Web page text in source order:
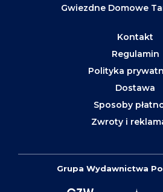
Gwiezdne Domowe
Kontakt
Regulamin
Polityka
Dostawa
Sposoby
Zwroty i
Grupa Wydawnictwa